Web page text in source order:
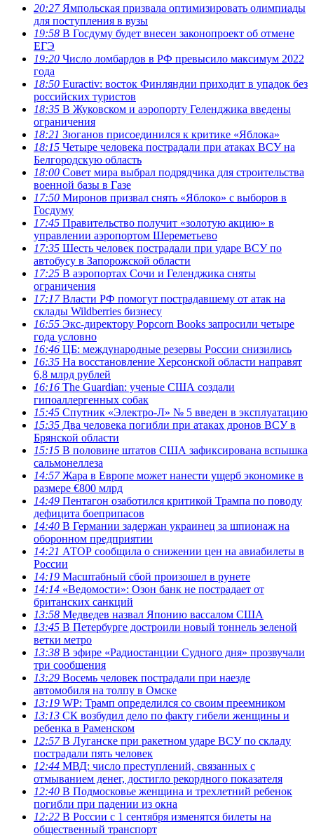
20:27Ямпольская призвала оптимизировать олимпиады
для поступления в вузы
19:58 В Госдуму будет внесен законопроект об отмене
ЕГЭ
19:20 Число ломбардов в РФ превысило максимум 2022
года
18:50 Euractiv: восток Финляндии приходит в упадок без
российских туристов
18:35 В Жуковском и аэропорту Геленджика введены
ограничения
18:21 Зюганов присоединился к критике «Яблока»
18:15 Четыре человека пострадали при атаках ВСУ на
Белгородскую область
18:00 Совет мира выбрал подрядчика для строительства
военной базы в Газе
17:50 Миронов призвал снять «Яблоко» с выборов в
Госдуму
17:45 Правительство получит «золотую акцию» в
управлении аэропортом Шереметьево
17:35 Шесть человек пострадали при ударе ВСУ по
автобусу в Запорожской области
17:25 В аэропортах Сочи и Геленджика сняты
ограничения
17:17Власти РФ помогут пострадавшему от атак на
склады Wildberries бизнесу
16:55 Экс-директору Popcorn Books запросили четыре
года условно
16:46 ЦБ: международные резервы России снизились
16:35 На восстановление Херсонской области направят
6,8 млрд рублей
16:16 The Guardian: ученые США создали
гипоаллергенных собак
15:45 Спутник «Электро-Л» № 5 введен в эксплуатацию
15:35 Два человека погибли при атаках дронов ВСУ в
Брянской области
15:15 В половине штатов США зафиксирована вспышка
сальмонеллеза
14:57Жара в Европе может нанести ущерб экономике в
размере €800 млрд
14:49 Пентагон озаботился критикой Трампа по поводу
дефицита боеприпасов
14:40 В Германии задержан украинец за шпионаж на
оборонном предприятии
14:21 АТОР сообщила о снижении цен на авиабилеты в
России
14:19 Масштабный сбой произошел в рунете
14:14 «Ведомости»: Озон банк не пострадает от
британских санкций
13:58 Медведев назвал Японию вассалом США
13:45 В Петербурге достроили новый тоннель зеленой
ветки метро
13:38 В эфире «Радиостанции Судного дня» прозвучали
три сообщения
13:29 Восемь человек пострадали при наезде
автомобиля на толпу в Омске
13:19 WP: Трамп определился со своим преемником
13:13 СК возбудил дело по факту гибели женщины и
ребенка в Раменском
12:57В Луганске при ракетном ударе ВСУ по складу
пострадали пять человек
12:44 МВД: число преступлений, связанных с
отмыванием денег, достигло рекордного показателя
12:40 В Подмосковье женщина и трехлетний ребенок
погибли при падении из окна
12:22 В России с 1 сентября изменятся билеты на
общественный транспорт